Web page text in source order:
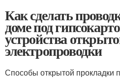
Как сделать
доме под
устройства
электропроводки
Способы открытой прокладки